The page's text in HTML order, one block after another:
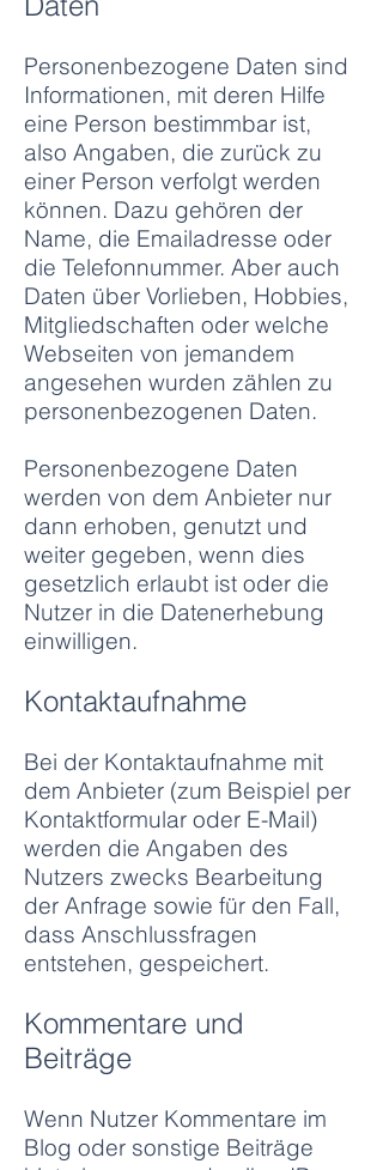
Personenbezogene Daten sind
Informationen, mit deren Hilfe
eine Person bestimmbar ist,
also Angaben, die zurück zu
einer Person verfolgt werden
können. Dazu gehören der
Name, die Emailadresse oder
die Telefonnummer. Aber auch
Daten über Vorlieben, Hobbies,
Mitgliedschaften oder welche
Webseiten von jemandem
angesehen wurden zählen zu
personenbezogenen Daten.
Personenbezogene Daten
werden von dem Anbieter nur
dann erhoben, genutzt und
weiter gegeben, wenn dies
gesetzlich erlaubt ist oder die
Nutzer in die Datenerhebung
einwilligen.
Kontaktaufnahme
Bei der Kontaktaufnahme mit
dem Anbieter (zum Beispiel per
Kontaktformular oder E-Mail)
werden die Angaben des
Nutzers zwecks Bearbeitung
der Anfrage sowie für den Fall,
dass Anschlussfragen
entstehen, gespeichert.
Kommentare und
Beiträge
Wenn Nutzer Kommentare im
Blog oder sonstige Beiträge